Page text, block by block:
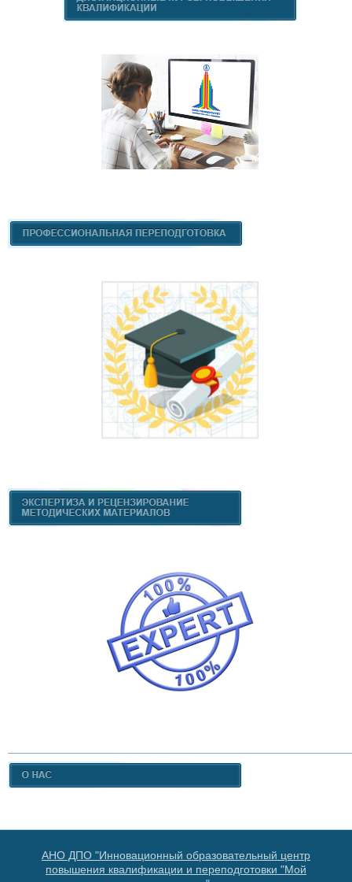
АНО ДПО "Инновационный образовательный центр
повышения квалификации и переподготовки "Мой